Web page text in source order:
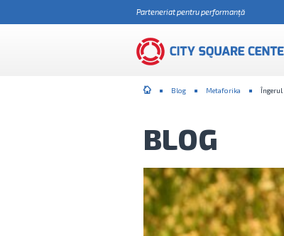
Parteneriat pentru performanţă
Blog Metaforika
BLOG